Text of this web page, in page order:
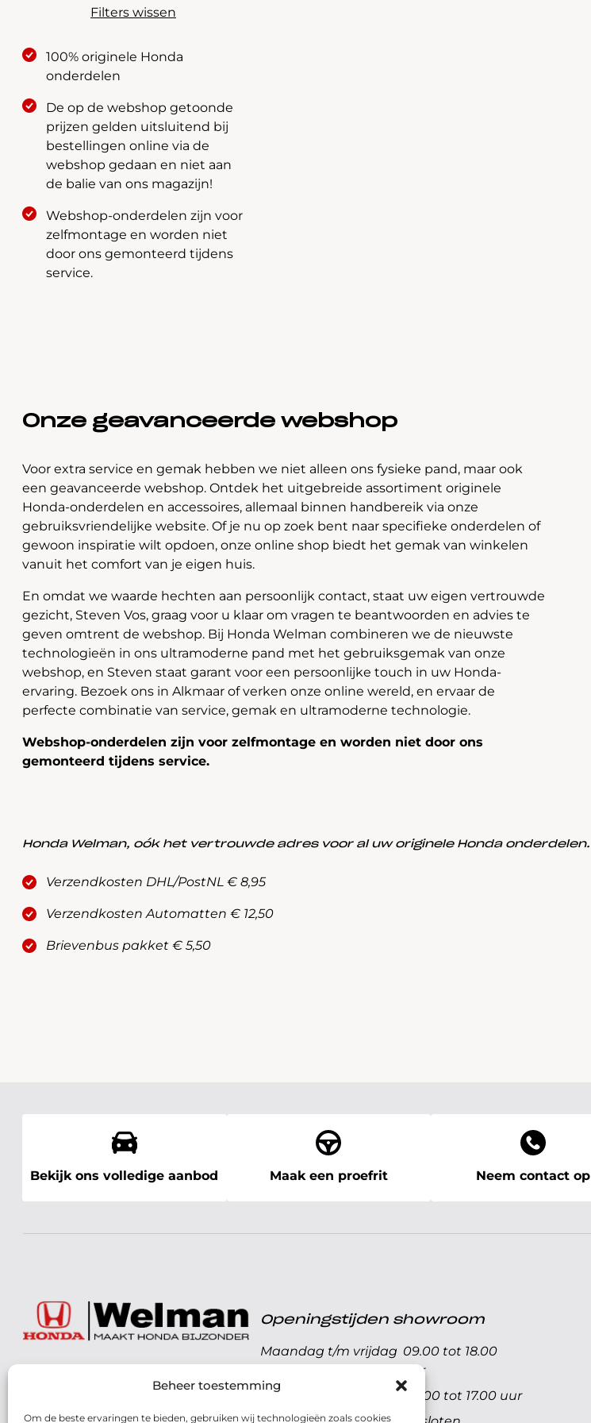
Beheer toestemming
Om de beste ervaringen te bieden, gebruiken wij technologieën zoals cookies
Filters wissen
100% originele Honda
onderdelen
De op de webshop getoonde
prijzen gelden uitsluitend bij
bestellingen online via de
webshop gedaan en niet aan
de balie van ons magazijn!
Webshop-onderdelen zijn voor
zelfmontage en worden niet
door ons gemonteerd tijdens
service.
Onze geavanceerde webshop
Voor extra service en gemak hebben we niet alleen ons fysieke pand, maar ook
een geavanceerde webshop. Ontdek het uitgebreide assortiment originele
Honda-onderdelen en accessoires, allemaal binnen handbereik via onze
gebruiksvriendelijke website. Of je nu op zoek bent naar specifieke onderdelen of
gewoon inspiratie wilt opdoen, onze online shop biedt het gemak van winkelen
vanuit het comfort van je eigen huis.
En omdat we waarde hechten aan persoonlijk contact, staat uw eigen vertrouwde
gezicht, Steven Vos, graag voor u klaar om vragen te beantwoorden en advies te
geven omtrent de webshop. Bij Honda Welman combineren we de nieuwste
technologieën in ons ultramoderne pand met het gebruiksgemak van onze
webshop, en Steven staat garant voor een persoonlijke touch in uw Honda-
ervaring. Bezoek ons in Alkmaar of verken onze online wereld, en ervaar de
perfecte combinatie van service, gemak en ultramoderne technologie.
Webshop-onderdelen zijn voor zelfmontage en worden niet door ons
gemonteerd tijdens service.
Honda Welman, oók het vertrouwde adres voor al uw originele Honda onderdelen.
Verzendkosten DHL/PostNL € 8,95
Verzendkosten Automatten € 12,50
Brievenbus pakket € 5,50
Bekijk ons volledige aanbod Maak een proefrit Neem contact op
072 - 57 16 9 40
Parelweg 3, 1812 RS
Openingstijden showroom
Maandag t/m vrijdag 09.00 tot 18.00
uur
Zaterdag
09.00 tot 17.00 uur